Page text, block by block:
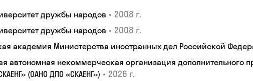
дружбы народов • 2008 г.
дружбы народов • 2008 г.
академия Министерства иностранных дел Российской
автономная некоммерческая организация дополнительного
(ОАНО ДПО «СКАЕНГ») • 2026 г.